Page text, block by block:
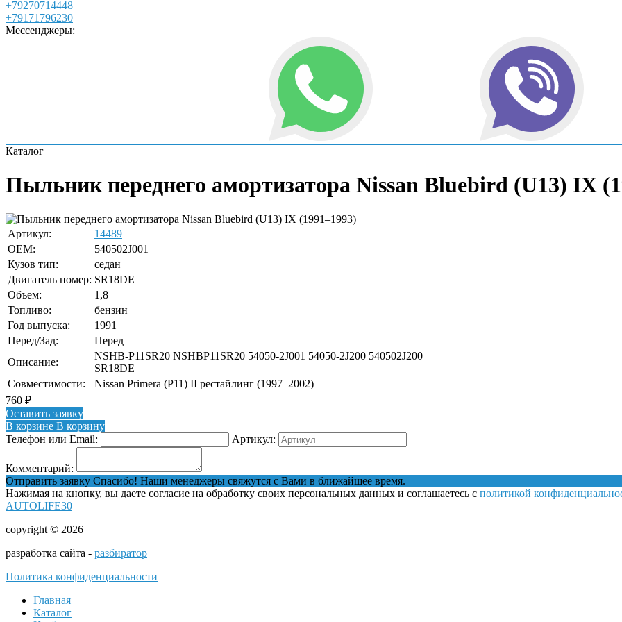
+79270714448
+79171796230
Мессенджеры:
Каталог
Пыльник переднего амортизатора Nissan Bluebird (U13) IX
Артикул:
14489
OEM:
540502J001
Кузов тип:
седан
Двигатель номер: SR18DE
Объем:
1,8
Топливо:
бензин
Год выпуска:
1991
Перед/Зад:
Перед
Описание:
NSHB-P11SR20 NSHBP11SR20 54050-2J001 54050-2J200 540502J200
SR18DE
Совместимости:
Nissan Primera (P11) II рестайлинг (1997–2002)
760 ₽
Оставить заявку
В корзине В корзину
Телефон или Email:
Артикул:
Комментарий:
Отправить заявку Спасибо! Наши менеджеры свяжутся с Вами в ближайшее время.
Нажимая на кнопку, вы даете согласие на обработку своих персональных данных и соглашаетесь с политикой
AUTOLIFE30
copyright © 2026
разработка сайта - разбиратор
Политика конфиденциальности
Главная
Каталог